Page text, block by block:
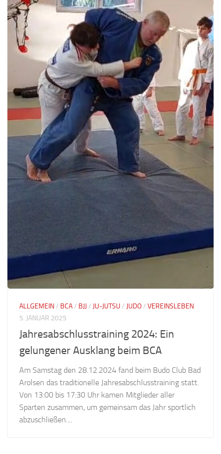
ALLGEMEIN/ BCA/ BJJ / JU-JUTSU / JUDO/ VEREINSLEBEN
5. JANUAR 2025
Jahresabschlusstraining 2024: Ein
gelungener Ausklang beim BCA
Am Samstag den 28.12.2024 fand beim Budo Club Bad
Arolsen das traditionelle Jahresabschlusstraining statt.
Von 13:00 bis 17:30 Uhr kamen Mitglieder aller
Sparten zusammen, um gemeinsam das Jahr sportlich
abzuschließen....